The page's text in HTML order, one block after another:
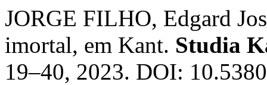
JORGE FILHO, Edgard
imortal, em Kant. Studia
19–40, 2023. DOI: